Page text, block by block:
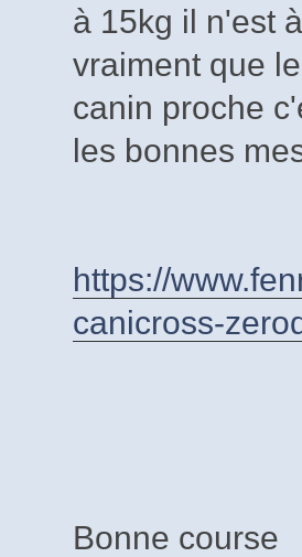
à 15kg il n'est
vraiment que
canin proche
les bonnes
https://
canicross-
Bonne course